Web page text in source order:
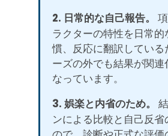
2. 日常的な自己報告。
ラクターの特性を日常的
慣、反応に翻訳している
ーズの外でも結果が関連
なっています。
3. 娯楽と内省のため。
ンによる比較と自己反省